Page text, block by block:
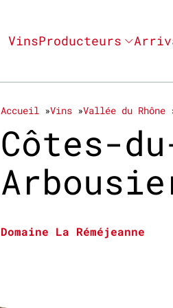
VinsProducteurs
Accueil Vins Vallée du Rhône
Côtes-
Domaine La Réméjeanne